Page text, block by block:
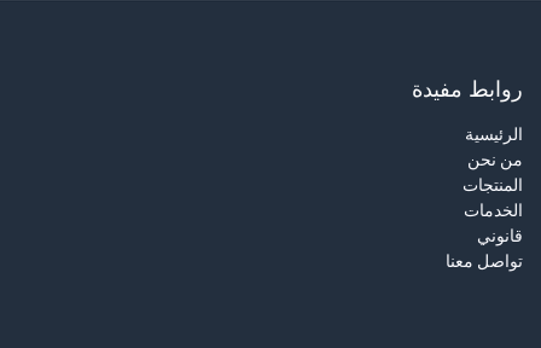
روابط مفيدة
الرئيسية
من نحن
المنتجات
الخدمات
قانوني
تواصل معنا